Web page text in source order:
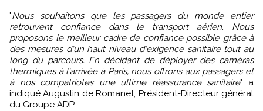
"Nous souhaitons que les passagers du monde entier
retrouvent confiance dans le transport aérien. Nous
proposons le meilleur cadre de confiance possible grâce à
des mesures d'un haut niveau d'exigence sanitaire tout au
long du parcours. En décidant de déployer des caméras
thermiques à l'arrivée à Paris, nous offrons aux passagers et
à nos compatriotes une ultime réassurance sanitaire" a
indiqué Augustin de Romanet, Président-Directeur général
du Groupe ADP.